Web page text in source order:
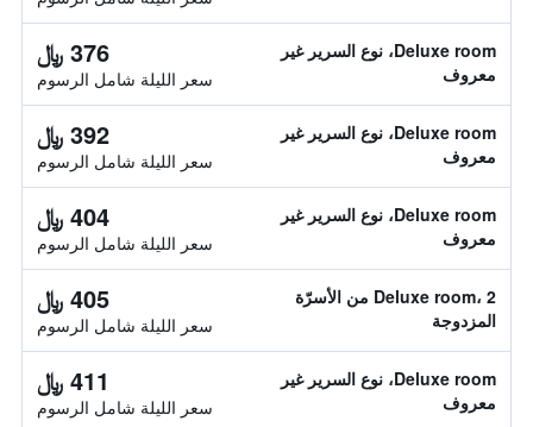
Deluxe room، نوع السرير غير
معروف
376 ﷼
سعر الليلة شامل الرسوم
Deluxe room، نوع السرير غير
معروف
392 ﷼
سعر الليلة شامل الرسوم
Deluxe room، نوع السرير غير
معروف
404 ﷼
سعر الليلة شامل الرسوم
Deluxe room، 2 من الأسرّة
المزدوجة
405 ﷼
سعر الليلة شامل الرسوم
Deluxe room، نوع السرير غير
معروف
411 ﷼
سعر الليلة شامل الرسوم